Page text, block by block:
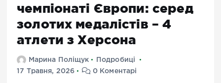
чемпіонаті Європи: серед
золотих медалістів – 4
атлети з Херсона
Марина Поліщук
Подробиці
17 Травня, 2026
0 Коментарі